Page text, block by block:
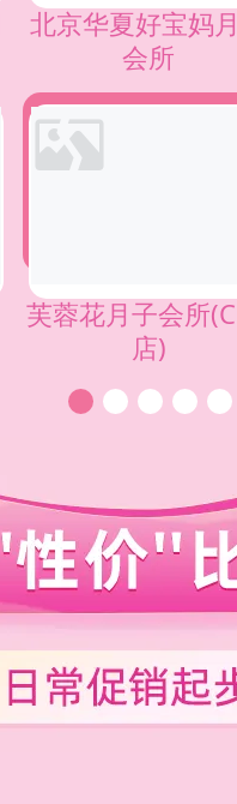
北京华夏好宝妈
会所
芙蓉花月子会所
店)